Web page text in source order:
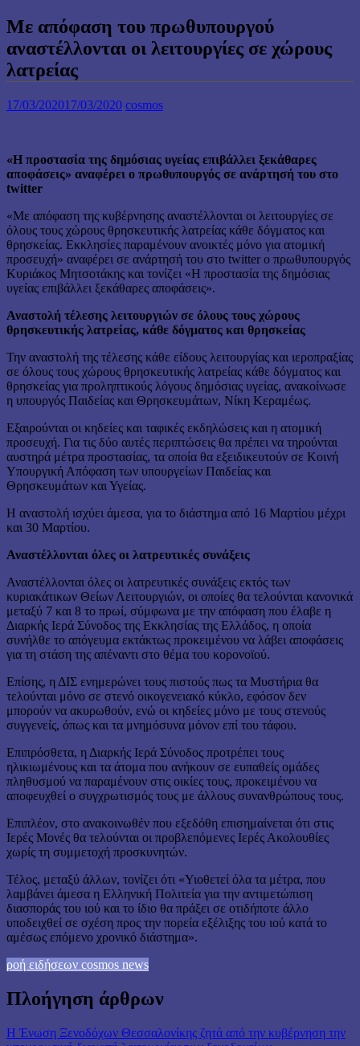
Με απόφαση του πρωθυπουργού
αναστέλλονται οι λειτουργίες σε χώρους
λατρείας
17/03/202017/03/2020 cosmos
«Η προστασία της δημόσιας υγείας επιβάλλει ξεκάθαρες
αποφάσεις» αναφέρει ο πρωθυπουργός σε ανάρτησή του στο
twitter
«Με απόφαση της κυβέρνησης αναστέλλονται οι λειτουργίες σε
όλους τους χώρους θρησκευτικής λατρείας κάθε δόγματος και
θρησκείας. Εκκλησίες παραμένουν ανοικτές μόνο για ατομική
προσευχή» αναφέρει σε ανάρτησή του στο twitter ο πρωθυπουργός
Κυριάκος Μητσοτάκης και τονίζει «Η προστασία της δημόσιας
υγείας επιβάλλει ξεκάθαρες αποφάσεις».
Αναστολή τέλεσης λειτουργιών σε όλους τους χώρους
θρησκευτικής λατρείας, κάθε δόγματος και θρησκείας
Την αναστολή της τέλεσης κάθε είδους λειτουργίας και ιεροπραξίας
σε όλους τους χώρους θρησκευτικής λατρείας κάθε δόγματος και
θρησκείας για προληπτικούς λόγους δημόσιας υγείας, ανακοίνωσε
η υπουργός Παιδείας και Θρησκευμάτων, Νίκη Κεραμέως.
Εξαιρούνται οι κηδείες και ταφικές εκδηλώσεις και η ατομική
προσευχή. Για τις δύο αυτές περιπτώσεις θα πρέπει να τηρούνται
αυστηρά μέτρα προστασίας, τα οποία θα εξειδικευτούν σε Κοινή
Υπουργική Απόφαση των υπουργείων Παιδείας και
Θρησκευμάτων και Υγείας.
Η αναστολή ισχύει άμεσα, για το διάστημα από 16 Μαρτίου μέχρι
και 30 Μαρτίου.
Αναστέλλονται όλες οι λατρευτικές συνάξεις
Αναστέλλονται όλες οι λατρευτικές συνάξεις εκτός των
κυριακάτικων Θείων Λειτουργιών, οι οποίες θα τελούνται κανονικά
μεταξύ 7 και 8 το πρωί, σύμφωνα με την απόφαση που έλαβε η
Διαρκής Ιερά Σύνοδος της Εκκλησίας της Ελλάδος, η οποία
συνήλθε το απόγευμα εκτάκτως προκειμένου να λάβει αποφάσεις
για τη στάση της απέναντι στο θέμα του κορονοϊού.
Επίσης, η ΔΙΣ ενημερώνει τους πιστούς πως τα Μυστήρια θα
τελούνται μόνο σε στενό οικογενειακό κύκλο, εφόσον δεν
μπορούν να ακυρωθούν, ενώ οι κηδείες μόνο με τους στενούς
συγγενείς, όπως και τα μνημόσυνα μόνον επί του τάφου.
Επιπρόσθετα, η Διαρκής Ιερά Σύνοδος προτρέπει τους
ηλικιωμένους και τα άτομα που ανήκουν σε ευπαθείς ομάδες
πληθυσμού να παραμένουν στις οικίες τους, προκειμένου να
αποφευχθεί ο συγχρωτισμός τους με άλλους συνανθρώπους τους.
Επιπλέον, στο ανακοινωθέν που εξεδόθη επισημαίνεται ότι στις
Ιερές Μονές θα τελούνται οι προβλεπόμενες Ιερές Ακολουθίες
χωρίς τη συμμετοχή προσκυνητών.
Τέλος, μεταξύ άλλων, τονίζει ότι «Υιοθετεί όλα τα μέτρα, που
λαμβάνει άμεσα η Ελληνική Πολιτεία για την αντιμετώπιση
διασποράς του ιού και το ίδιο θα πράξει σε οτιδήποτε άλλο
υποδειχθεί σε σχέση προς την πορεία εξέλιξης του ιού κατά το
αμέσως επόμενο χρονικό διάστημα».
ροή ειδήσεων cosmos news
Πλοήγηση άρθρων
Η Ένωση Ξενοδόχων Θεσσαλονίκης ζητά από την κυβέρνηση την